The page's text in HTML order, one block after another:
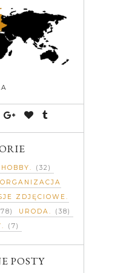
(32)
ORGANIZACJA
ZDJĘCIOWE
URODA
(38)
(7)
POSTY